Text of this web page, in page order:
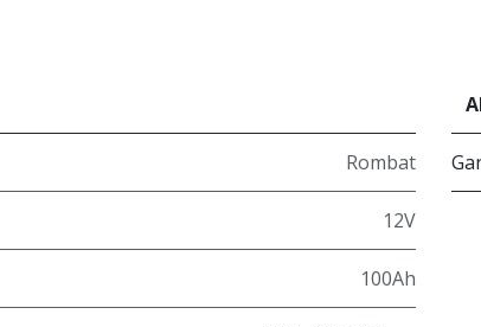
Rombat
12V
100Ah